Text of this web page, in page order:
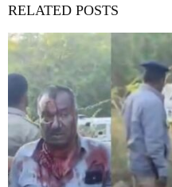
RELATED POSTS